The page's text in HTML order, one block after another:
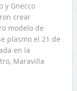
y Gnecco
crear
modelo de
plasmo el 21 de
en la
Maravilla